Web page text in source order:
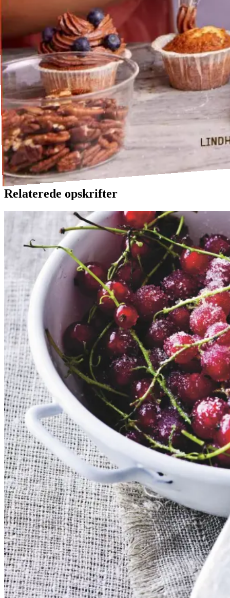
Relaterede opskrifter
Rysteribs Rysteribs
Gem opskrift
Dessert
Dansk mad
Sommermad
De rødlige bær er en sand
sommerklassiker. De har en frisk
og syrlig smag, som når de koges
op med sukker, udgør et dejligt
tilbehør til søde sager. De kan
serveres både til is, en kage eller
bare med letpisket flødeskum eller
skyr rørt lind med lidt mælk.